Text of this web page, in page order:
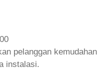
pelanggan kemudahan
instalasi.